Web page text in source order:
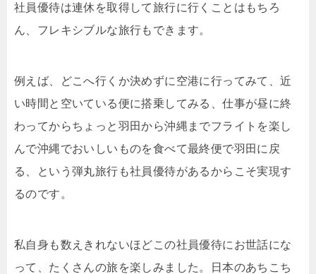
社員優待は連休を取得して旅行に行くことはもちろ
ん、フレキシブルな旅行もできます。
例えば、どこへ行くか決めずに空港に行ってみて、近
い時間と空いている便に搭乗してみる、仕事が昼に終
わってからちょっと羽田から沖縄までフライトを楽し
んで沖縄でおいしいものを食べて最終便で羽田に戻
る、という弾丸旅行も社員優待があるからこそ実現す
るのです。
私自身も数えきれないほどこの社員優待にお世話にな
って、たくさんの旅を楽しみました。日本のあちこち